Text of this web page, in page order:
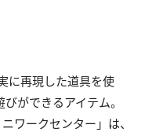
に再現した道具を使
ができるアイテム。
ワークセンター」は、